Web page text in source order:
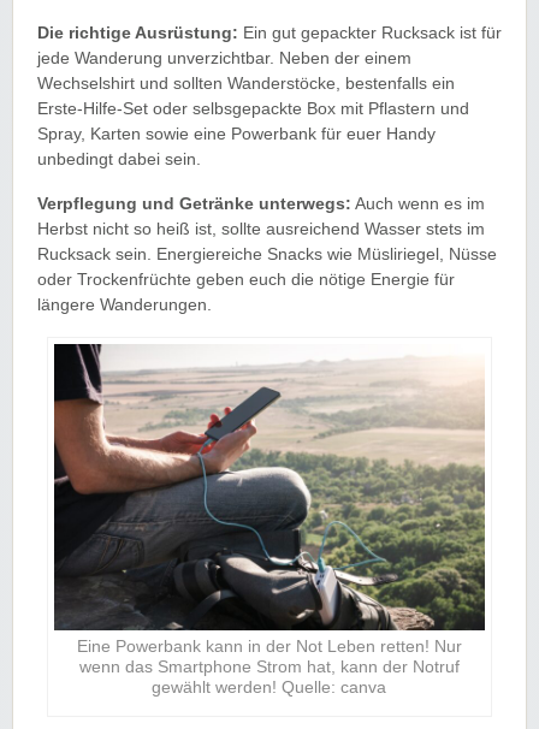
Die richtige Ausrüstung: Ein gut gepackter Rucksack ist für
jede Wanderung unverzichtbar. Neben der einem
Wechselshirt und sollten Wanderstöcke, bestenfalls ein
Erste-Hilfe-Set oder selbsgepackte Box mit Pflastern und
Spray, Karten sowie eine Powerbank für euer Handy
unbedingt dabei sein.
Verpflegung und Getränke unterwegs: Auch wenn es im
Herbst nicht so heiß ist, sollte ausreichend Wasser stets im
Rucksack sein. Energiereiche Snacks wie Müsliriegel, Nüsse
oder Trockenfrüchte geben euch die nötige Energie für
längere Wanderungen.
Eine Powerbank kann in der Not Leben retten! Nur
wenn das Smartphone Strom hat, kann der Notruf
gewählt werden! Quelle: canva